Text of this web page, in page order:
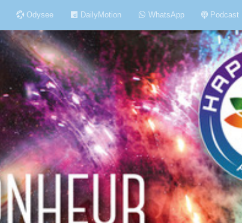
Odysee DailyMotion WhatsApp Podcast